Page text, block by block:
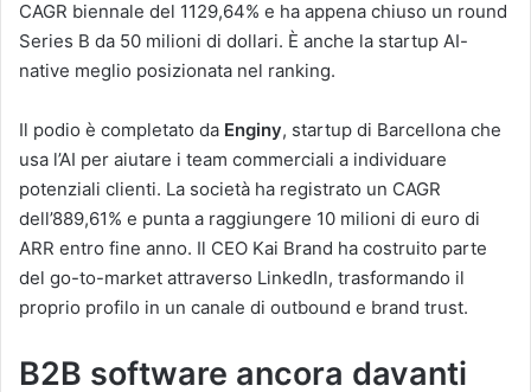
CAGR biennale del 1129,64% e ha appena chiuso un round
Series B da 50 milioni di dollari. È anche la startup AI-
native meglio posizionata nel ranking.
Il podio è completato da Enginy, startup di Barcellona che
usa l’AI per aiutare i team commerciali a individuare
potenziali clienti. La società ha registrato un CAGR
dell’889,61% e punta a raggiungere 10 milioni di euro di
ARR entro fine anno. Il CEO Kai Brand ha costruito parte
del go-to-market attraverso LinkedIn, trasformando il
proprio profilo in un canale di outbound e brand trust.
B2B software ancora davanti